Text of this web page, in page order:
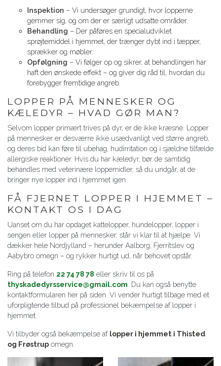
Inspektion – Vi undersøger grundigt, hvor lopperne
gemmer sig, og om der er særligt udsatte områder.
Behandling – Der påføres en specialudviklet
sprøjtemiddel i hjemmet, der trænger dybt ind i tæpper,
sprækker og møbler.
Opfølgning – Vi følger op og sikrer, at behandlingen har
haft den ønskede effekt – og giver dig råd til, hvordan du
forebygger fremtidige angreb.
LOPPER PÅ MENNESKER OG
KÆLEDYR – HVAD GØR MAN?
Selvom lopper primært trives på dyr, er de ikke kræsne. Lopper
på mennesker er desværre ikke usædvanligt ved større angreb,
og deres bid kan føre til ubehag, hudirritation og i sjældne tilfælde
allergiske reaktioner. Hvis du har kæledyr, bør de samtidig
behandles med veterinære loppemidler, så du undgår, at de
bringer nye lopper ind i hjemmet igen.
FÅ FJERNET LOPPER I HJEMMET –
KONTAKT OS I DAG
Uanset om du har opdaget kattelopper, hundelopper, lopper i
sengen eller lopper på mennesker, står vi klar til at hjælpe. Vi
dækker hele Nordjylland – herunder Aalborg, Fjerritslev og
Aabybro omegn – og rykker hurtigt ud, når behovet opstår.
Ring på telefon 22 74 78 78 eller skriv til os på
thyskadedyrsservice@gmail.com . Du kan også benytte
kontaktformularen her på siden. Vi vender hurtigt tilbage med et
uforpligtende tilbud på professionel bekæmpelse af lopper i
hjemmet.
Vi tilbyder også bekæmpelse af lopper i hjemmet i Thisted
og Frøstrup omegn.